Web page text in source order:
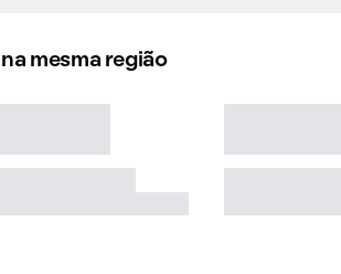
mesma região